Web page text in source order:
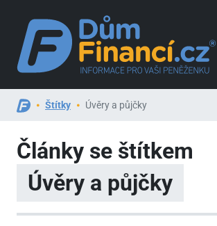
Štítky Úvěry a půjčky
Články se štítkem
Úvěry a půjčky